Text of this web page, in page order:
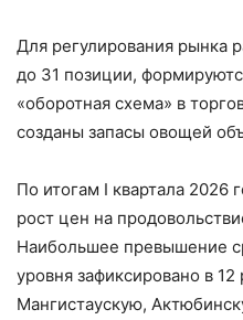
Для регулирования рынка
до 31 позиции,
«оборотная схема» в
созданы запасы овощей
По итогам I квартала 2026
рост цен на
Наибольшее превышение
уровня зафиксировано в
Мангистаускую,